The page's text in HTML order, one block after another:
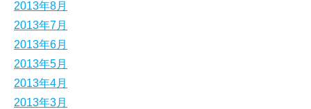
2013年8月
2013年7月
2013年6月
2013年5月
2013年4月
2013年3月